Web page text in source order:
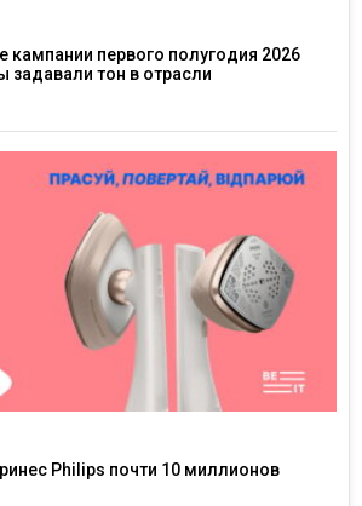
первого полугодия 2026
задавали тон в отрасли
Philips почти 10 миллионов